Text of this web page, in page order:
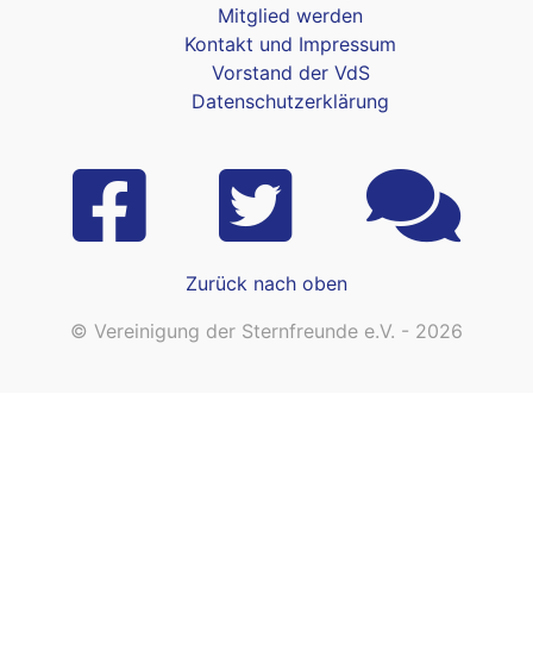
Mitglied werden
Kontakt und Impressum
Vorstand der VdS
Datenschutzerklärung
Zurück nach oben
© Vereinigung der Sternfreunde e.V. - 2026